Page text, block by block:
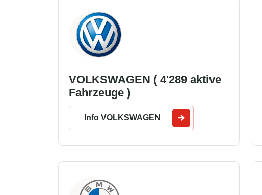
VOLKSWAGEN ( 4'289 aktive
Fahrzeuge )
Info VOLKSWAGEN